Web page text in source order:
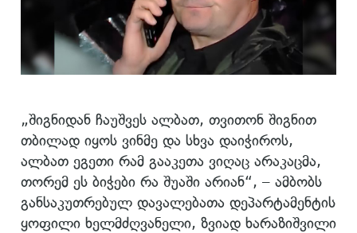
„შიგნიდან ჩაუშვეს ალბათ, თვითონ შიგნით
თბილად იყოს ვინმე და სხვა დაიჭიროს,
ალბათ ეგეთი რამ გააკეთა ვიღაც არაკაცმა,
თორემ ეს ბიჭები რა შუაში არიან“, – ამბობს
განსაკუთრებულ დავალებათა დეპარტამენტის
ყოფილი ხელმძღვანელი, ზვიად ხარაზიშვილი